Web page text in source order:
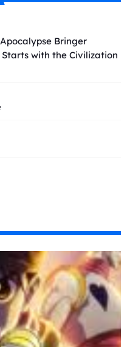
Bringer
with the Civilization